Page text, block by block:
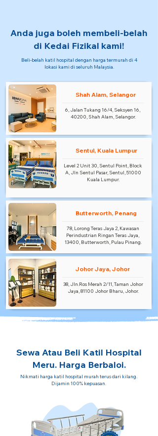
Anda juga boleh membeli-belah
di Kedai Fizikal kami!
Beli-belah katil hospital dengan harga termurah di 4
lokasi kami di seluruh Malaysia.
Shah Alam, Selangor
6, Jalan Tukang 16/4, Seksyen 16,
40200, Shah Alam, Selangor.
Sentul, Kuala Lumpur
Level 2 Unit 30, Sentul Point, Block
A, Jln Sentul Pasar, Sentul, 51000
Kuala Lumpur.
Butterworth, Penang
78, Lorong Teras Jaya 2, Kawasan
Perindustrian Ringan Teras Jaya,
13400, Butterworth, Pulau Pinang.
Johor Jaya, Johor
38, Jln.Ros Merah 2/11, Taman Johor
Jaya, 81100 Johor Bharu, Johor.
Sewa Atau Beli Katil Hospital
Meru. Harga Berbaloi.
Nikmati harga katil hospital murah terus dari kilang.
Dijamin 100% kepuasan.